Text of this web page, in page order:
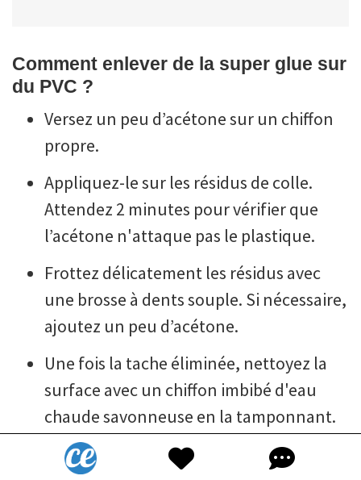
Comment enlever de la super glue sur
du PVC ?
Versez un peu d’acétone sur un chiffon
propre.
Appliquez-le sur les résidus de colle.
Attendez 2 minutes pour vérifier que
l’acétone n'attaque pas le plastique.
Frottez délicatement les résidus avec
une brosse à dents souple. Si nécessaire,
ajoutez un peu d’acétone.
Une fois la tache éliminée, nettoyez la
surface avec un chiffon imbibé d'eau
chaude savonneuse en la tamponnant.
Pour terminer, séchez la surface avec un
chiffon propre.